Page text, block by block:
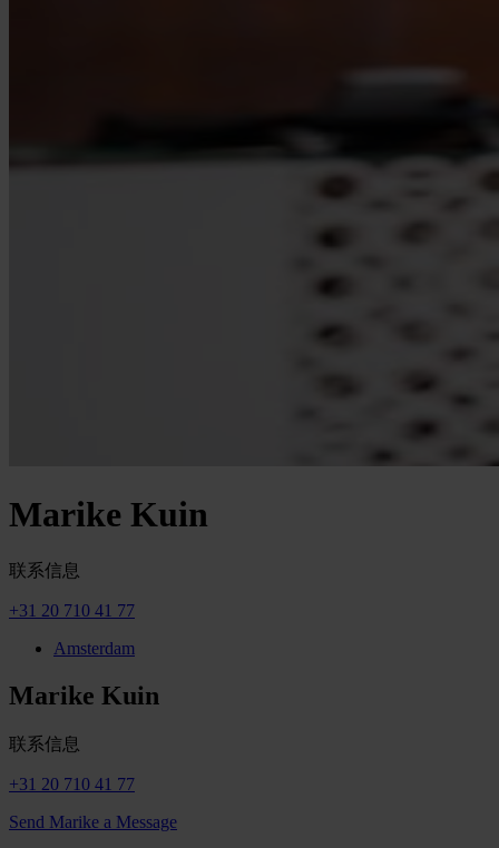
Marike Kuin
联系信息
+31 20 710 41 77
Amsterdam
Marike Kuin
联系信息
+31 20 710 41 77
Send Marike a Message